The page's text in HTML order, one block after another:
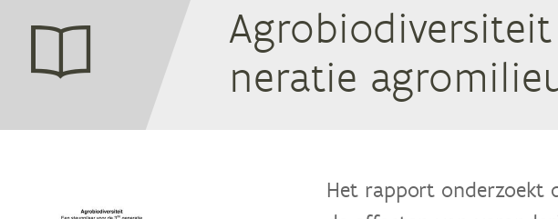
ne­ra­tie
Het rapport onderzoekt